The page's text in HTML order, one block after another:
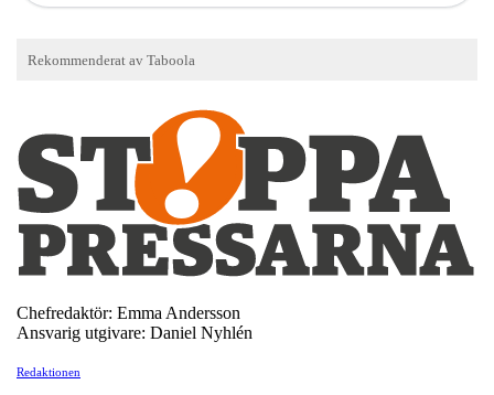
Chefredaktör: Emma Andersson
Ansvarig utgivare: Daniel Nyhlén
Redaktionen